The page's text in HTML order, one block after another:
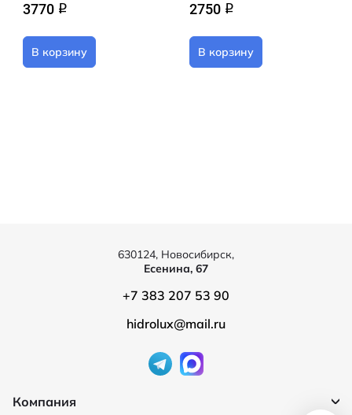
3770 q
В корзину
2750 q
В корзину
Компания
630124, Новосибирск,
Есенина, 67
+7 383 207 53 90
hidrolux@mail.ru